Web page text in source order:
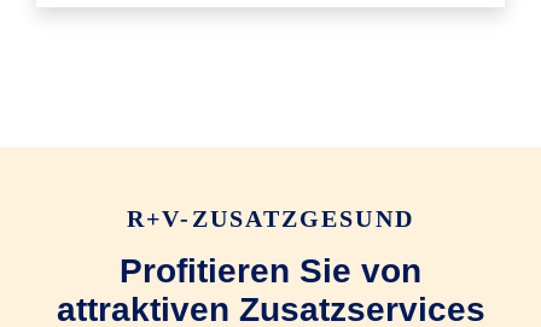
R+V-ZUSATZGESUND
Profitieren Sie von
attraktiven Zusatzservices